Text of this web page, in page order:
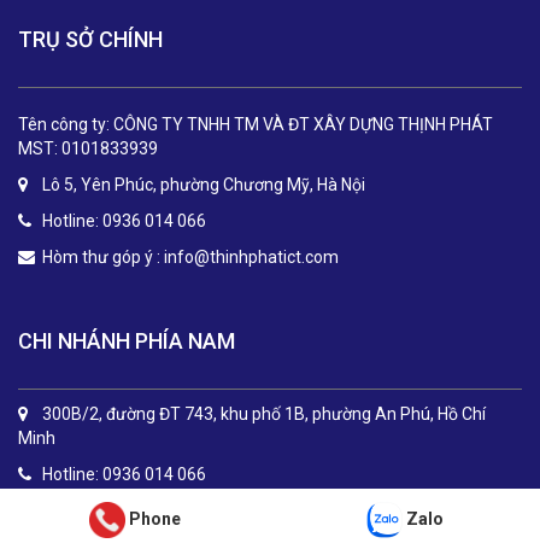
TRỤ SỞ CHÍNH
Tên công ty: CÔNG TY TNHH TM VÀ ĐT XÂY DỰNG THỊNH PHÁT
MST: 0101833939
Lô 5, Yên Phúc, phường Chương Mỹ, Hà Nội
Hotline: 0936 014 066
Hòm thư góp ý : info@thinhphatict.com
CHI NHÁNH PHÍA NAM
300B/2, đường ĐT 743, khu phố 1B, phường An Phú, Hồ Chí
Minh
Hotline: 0936 014 066
Phone Zalo